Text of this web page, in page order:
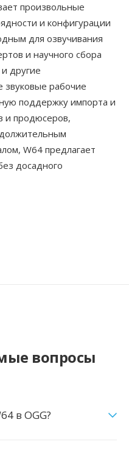
произвольные
и конфигурации
для озвучивания
и научного сбора
и другие
рабочие
поддержку импорта и
и продюсеров,
W64 предлагает
досадного
вопросы
в OGG?